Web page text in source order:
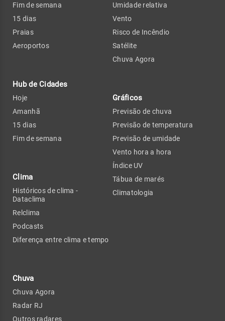
Fim de semana
15 dias
Praias
Aeroportos
Hub de Cidades
Hoje
Amanhã
15 dias
Fim de semana
Clima
Históricos de clima -
Dataclima
Relclima
Podcasts
Diferença entre clima e tempo
Chuva
Chuva Agora
Radar RJ
Outros radares
Umidade relativa
Vento
Risco de Incêndio
Satélite
Chuva Agora
Gráficos
Previsão de chuva
Previsão de temperatura
Previsão de umidade
Vento hora a hora
Índice UV
Tábua de marés
Climatologia